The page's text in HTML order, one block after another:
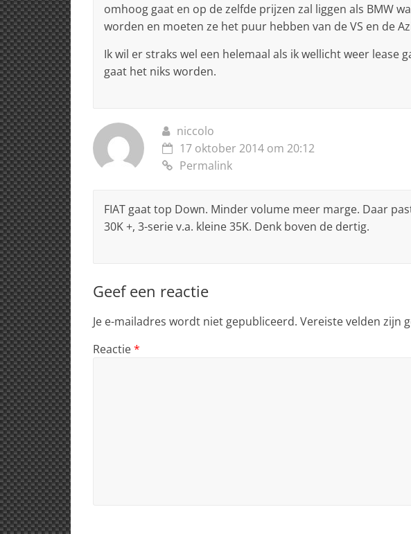
omhoog gaat en op de zelfde prijzen zal liggen als BMW
worden en moeten ze het puur hebben van de VS en de
Ik wil er straks wel een helemaal als ik wellicht weer lease
gaat het niks worden.
niccolo
17 oktober 2014 om 20:12
Permalink
FIAT gaat top Down. Minder volume meer marge. Daar
30K +, 3-serie v.a. kleine 35K. Denk boven de dertig.
Geef een reactie
Je e-mailadres wordt niet gepubliceerd. Vereiste velden zijn
Reactie*